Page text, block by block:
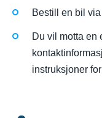
Bestill en bil
Du vil motta en
instruksjoner